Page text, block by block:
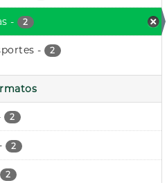
- 2
- 2
2
2
2